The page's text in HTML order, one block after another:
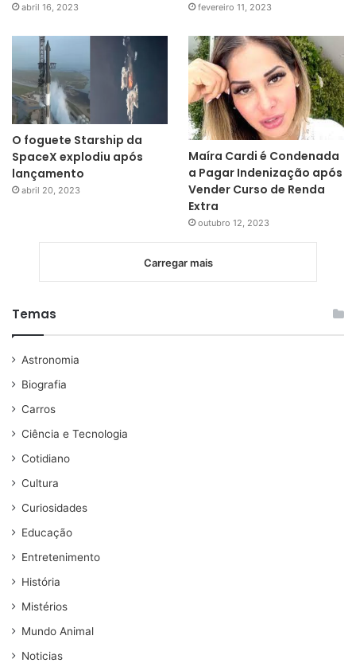
abril 16, 2023 fevereiro 11, 2023
O foguete Starship da
SpaceX explodiu após
lançamento
abril 20, 2023
Maíra Cardi é Condenada
a Pagar Indenização após
Vender Curso de Renda
Extra
outubro 12, 2023
Carregar mais
Temas
Astronomia
Biografia
Carros
Ciência e Tecnologia
Cotidiano
Cultura
Curiosidades
Educação
Entretenimento
História
Mistérios
Mundo Animal
Noticias